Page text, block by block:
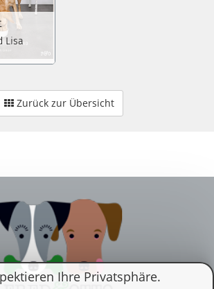
Ihre Privatsphäre.
Lisa
Zurück zur Übersicht